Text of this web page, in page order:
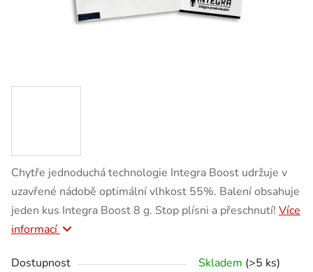
Chytře jednoduchá technologie Integra Boost udržuje v
uzavřené nádobě optimální vlhkost 55%. Balení obsahuje
jeden kus Integra Boost 8 g. Stop plísni a přeschnutí! Více
informací
Dostupnost Skladem (>5 ks)